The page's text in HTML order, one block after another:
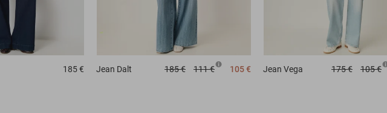
185 € Jean Dalt 185 € 111 € 105 € Jean Vega 175 € 105 €